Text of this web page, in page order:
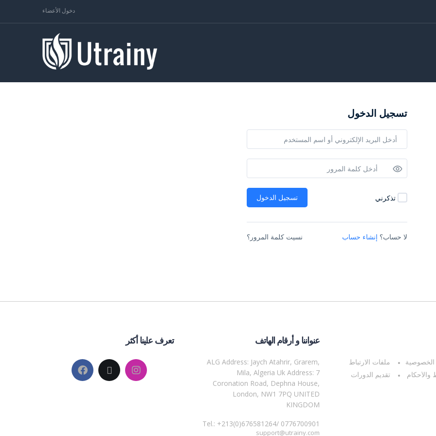
دخول الأعضاء
تسجيل الدخول
تذكرني تسجيل الدخول
لا حساب؟ إنشاء حساب نسيت كلمة المرور؟
ملفات الارتباط
والأحكام
تقديم الدورات
عنواننا و أرقام الهاتف
ALG Address: Jaych Atahrir, Grarem,
Mila, Algeria Uk Address: 7
Coronation Road, Dephna House,
London, NW1 7PQ UNITED
KINGDOM
Tel.: +213(0)676581264/ 0776700901
support@utrainy.com
تعرف علينا أكثر